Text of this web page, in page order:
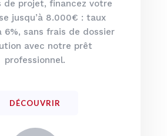
de projet, financez votre
jusqu’à 8.000€ : taux
6%, sans frais de dossier
avec notre prêt
professionnel.
DÉCOUVRIR